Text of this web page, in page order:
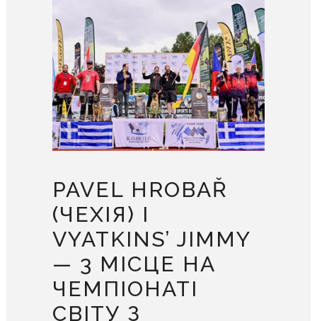
PAVEL HROBAŘ
(ЧЕХІЯ) І
VYATKINS’ JIMMY
— 3 МІСЦЕ НА
ЧЕМПІОНАТІ
СВІТУ З